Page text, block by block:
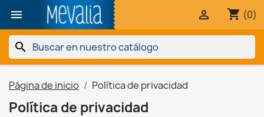
 shopping_cart (0)

search
Página de inicio Política de privacidad
Política de privacidad